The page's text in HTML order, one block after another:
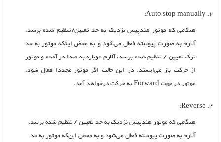
Auto stop manually:
هنگامی که موتور هندپیس نزدیک به حد تعیین/تنظیم شده برسد،
آلارم به صورت پیوسته فعال می‌شود و به محض اینکه موتور به حد
ترک تعیین / تنظیم شده برسد‌، آلارم دوباره به صدا در آمده و موتور
از حرکت باز می‌ایستد. در این حالت اگر موتور مجددا فعال شود،
موتور در جهت Forward به حرکت درخواهد آمد.
Reverse:
هنگامی که موتور هندپیس نزدیک به حد تعیین / تنظیم شده برسد،
آلارم به صورت پیوسته فعال می‌شود و به محض این‌که موتور به حد